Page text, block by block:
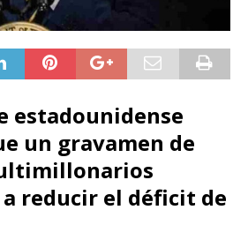
estadounidense
un gravamen de
reducir el déficit de